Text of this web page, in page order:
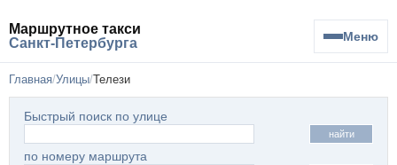
Маршрутное такси
Санкт-Петербурга
Меню
Главная Улицы Телези
Быстрый поиск по улице
найти
по номеру маршрута